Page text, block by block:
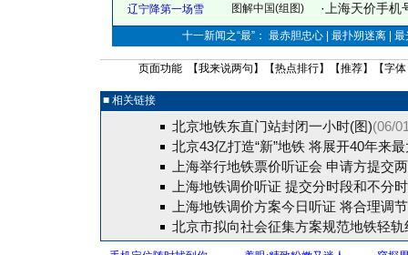
辽宁降第一场雪 图解中国(组图)
· 上海天价手
十一新闻之“最”： 最赤胆忠心 | 最扑朔迷离 |
页面功能 【我来说两句 】【热点排行】【推荐】【字体
■ 相关链接
北京地铁东直门站封闭一小时(图)(06/
北京43亿打造“新”地铁 将展开40年来
上海举行地铁票价听证会 申请方提交
上海地铁调价听证 提交分时段和不分
上海地铁调价方案今日听证 将合理调
北京市拟向社会征集方案规范地铁轻轨